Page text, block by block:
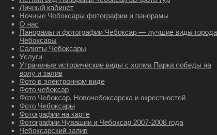
Личный кабинет
Ночные Чебоксары фотографии и панорамы
О нас
Панорамы и фотографии Чебоксар — лучшие виды города
Чебоксары
Салюты Чебоксары
Услуги
Утраченые исторические виды с холма Парка победы на
волу и залив
Фото в электронном виде
Фото чебоксар
Фото Чебоксар, Новочебоксарска и окрестностей
Фото Чебоксары
Фотографии на карте
Фотографии Чувашии и Чебоксар 2007-2008 года
Чебоксарский залив